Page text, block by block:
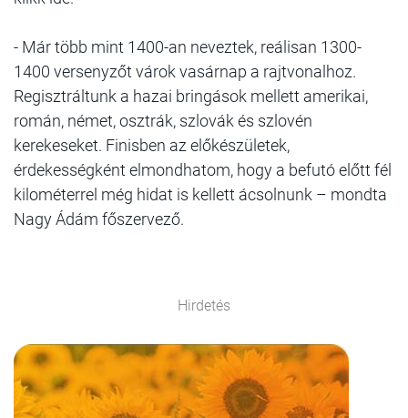
- Már több mint 1400-an neveztek, reálisan 1300-
1400 versenyzőt várok vasárnap a rajtvonalhoz.
Regisztráltunk a hazai bringások mellett amerikai,
román, német, osztrák, szlovák és szlovén
kerekeseket. Finisben az előkészületek,
érdekességként elmondhatom, hogy a befutó előtt fél
kilométerrel még hidat is kellett ácsolnunk – mondta
Nagy Ádám főszervező.
Hirdetés